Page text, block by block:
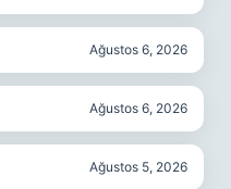
Ağustos 6, 2026
Ağustos 6, 2026
Ağustos 5, 2026